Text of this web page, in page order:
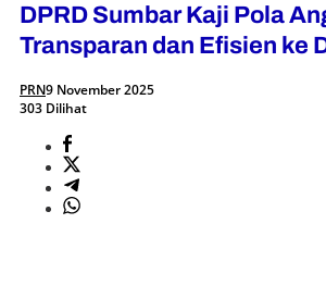
DPRD Sumbar Kaji Pola
Transparan dan Efisien ke
PRN9 November 2025
303 Dilihat